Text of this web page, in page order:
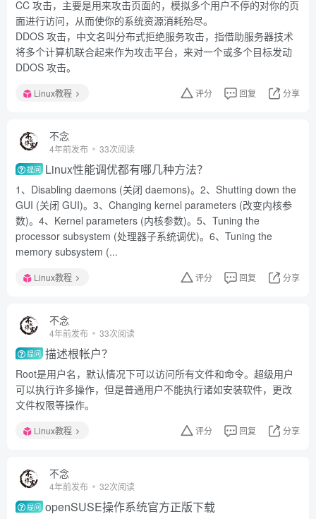
CC 攻击，主要是用来攻击页面的，模拟多个用户不停的对你的页
面进行访问，从而使你的系统资源消耗殆尽。
DDOS 攻击，中文名叫分布式拒绝服务攻击，指借助服务器技术
将多个计算机联合起来作为攻击平台，来对一个或多个目标发动
DDOS 攻击。
Linux教程 评分 回复 分享
不念
4年前发布 33次阅读
提问 Linux性能调优都有哪几种方法？
1、Disabling daemons (关闭 daemons)。2、Shutting down the
GUI (关闭 GUI)。3、Changing kernel parameters (改变内核参
数)。4、Kernel parameters (内核参数)。5、Tuning the
processor subsystem (处理器子系统调优)。6、Tuning the
memory subsystem (...
Linux教程 评分 回复 分享
不念
4年前发布 33次阅读
提问 描述根帐户？
Root是用户名，默认情况下可以访问所有文件和命令。超级用户
可以执行许多操作，但是普通用户不能执行诸如安装软件，更改
文件权限等操作。
Linux教程 评分 回复 分享
不念
4年前发布 32次阅读
提问 openSUSE操作系统官方正版下载